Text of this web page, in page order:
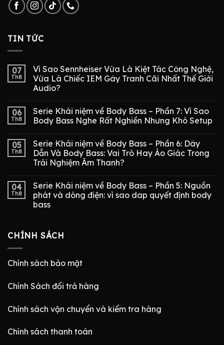
TIN TỨC
07
Th8
Vì Sao Sennheiser Vừa Là Kiệt Tác Công Nghệ,
Vừa Là Chiếc IEM Gây Tranh Cãi Nhất Thế Giới
Audio?
06
Th8
Serie Khái niệm về Body Bass – Phần 7: Vì Sao
Body Bass Nghe Rất Nghiền Nhưng Khó Setup
05
Th8
Serie Khái niệm về Body Bass – Phần 6: Dây
Dẫn Và Body Bass: Vai Trò Hay Ảo Giác Trong
Trải Nghiệm Âm Thanh?
04
Th8
Serie Khái niệm về Body Bass – Phần 5: Nguồn
phát và dòng điện: vì sao dap quyết định body
bass
CHÍNH SÁCH
Chính sách bảo mật
Chính Sách đổi trả hàng
Chính sách vận chuyển và kiểm tra hàng
Chính sách thanh toán